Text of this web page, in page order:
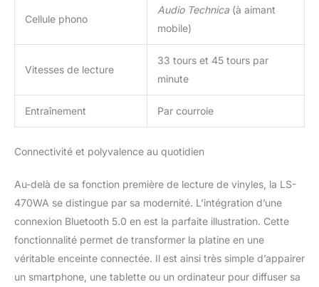
Cellule phono
Audio Technica (à aimant
mobile)
Vitesses de lecture
33 tours et 45 tours par
minute
Entraînement Par courroie
Connectivité et polyvalence au quotidien
Au-delà de sa fonction première de lecture de vinyles, la LS-
470WA se distingue par sa modernité. L’intégration d’une
connexion Bluetooth 5.0 en est la parfaite illustration. Cette
fonctionnalité permet de transformer la platine en une
véritable enceinte connectée. Il est ainsi très simple d’appairer
un smartphone, une tablette ou un ordinateur pour diffuser sa